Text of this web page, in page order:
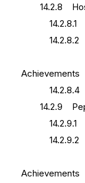
14.2.8
14.2.8.1
14.2.8.2
14.2.8.3
Achievements
14.2.8.4
14.2.9
14.2.9.1
14.2.9.2
14.2.9.3
Achievements